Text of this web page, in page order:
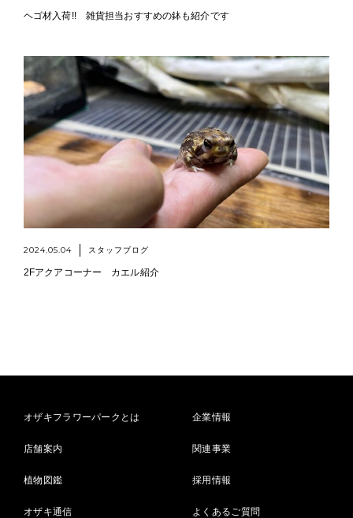
ヘゴ材入荷!! 雑貨担当おすすめの鉢も紹介です
2024.05.04 スタッフブログ
2Fアクアコーナー カエル紹介
オザキフラワーパークとは
店舗案内
植物図鑑
オザキ通信
企業情報
関連事業
採用情報
よくあるご質問